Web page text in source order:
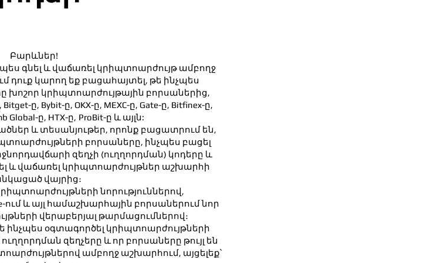
Բարևներ!
գնել և վաճառել կրիպտոարժույթ ամբողջ
դուք կարող եք բացահայտել, թե ինչպես
խոշոր կրիպտոարժույթային բորսաներից,
ը, Bybit-ը, OKX-ը, MEXC-ը, Gate-ը, Bitfinex-ը,
Global-ը, HTX-ը, ProBit-ը և այլն:
և տեսանյութեր, որոնք բացատրում են,
բորսաները, ինչպես բացել
զեղչի (ուղղորդման) կոդերը և
և վաճառել կրիպտոարժույթներ աշխարհի
վայրից։
նորություններով,
ում և այլ համաշխարհային բորսաներում նոր
վերաբերյալ թարմացումներով։
ինչպես օգտագործել կրիպտոարժույթների
զեղչերը և որ բորսաները թույլ են
ամբողջ աշխարհում, այցելեք՝